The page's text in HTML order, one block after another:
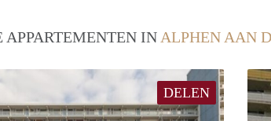
APPARTEMENTEN IN ALPHEN AAN
DELEN